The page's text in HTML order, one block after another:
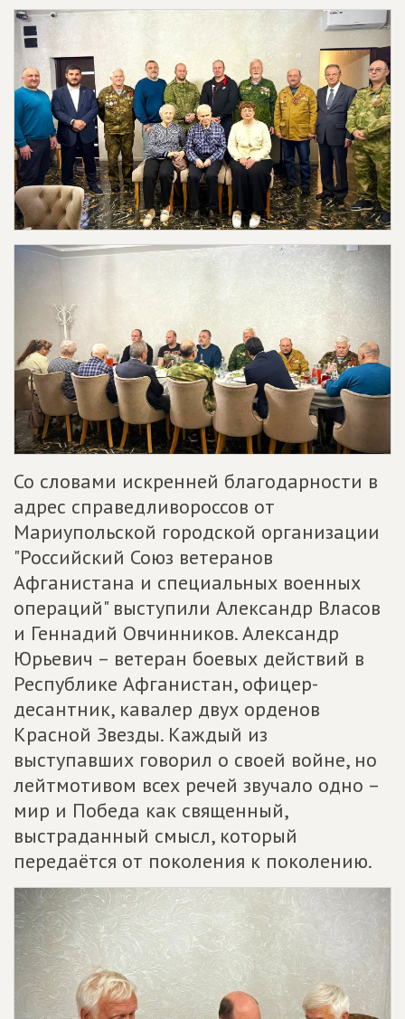
Со словами искренней благодарности в
адрес справедливороссов от
Мариупольской городской организации
"Российский Союз ветеранов
Афганистана и специальных военных
операций" выступили Александр Власов
и Геннадий Овчинников. Александр
Юрьевич – ветеран боевых действий в
Республике Афганистан, офицер-
десантник, кавалер двух орденов
Красной Звезды. Каждый из
выступавших говорил о своей войне, но
лейтмотивом всех речей звучало одно –
мир и Победа как священный,
выстраданный смысл, который
передаётся от поколения к поколению.